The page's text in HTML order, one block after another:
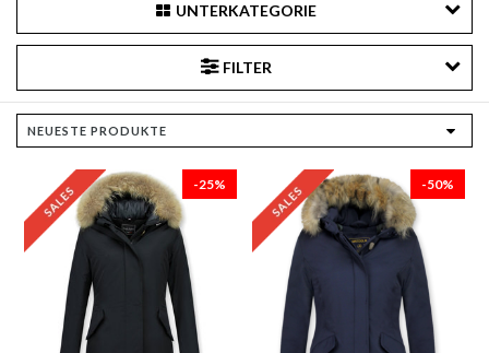
UNTERKATEGORIE
FILTER
-25% -50%